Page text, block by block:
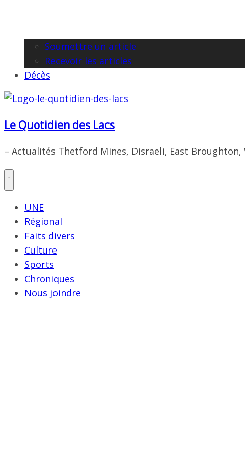
Soumettre un article
Recevoir les articles
Décès
Le Quotidien des Lacs
– Actualités Thetford Mines, Disraeli, East
UNE
Régional
Faits divers
Culture
Sports
Chroniques
Nous joindre